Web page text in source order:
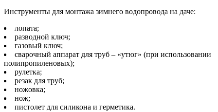
Инструменты для монтажа зимнего водопровода на даче:
лопата;
разводной ключ;
газовый ключ;
сварочный аппарат для труб – «утюг» (при использовании
полипропиленовых);
рулетка;
резак для труб;
ножовка;
нож;
пистолет для силикона и герметика.